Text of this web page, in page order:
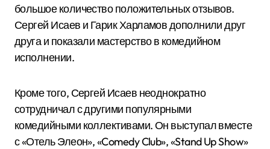
большое количество положительных отзывов.
Сергей Исаев и Гарик Харламов дополнили друг
друга и показали мастерство в комедийном
исполнении.
Кроме того, Сергей Исаев неоднократно
сотрудничал с другими популярными
комедийными коллективами. Он выступал вместе
с «Отель Элеон», «Comedy Club», «Stand Up Show»